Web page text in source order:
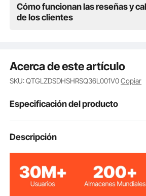
Cómo funcionan las reseñas y
de los clientes
Acerca de este artículo
SKU: QTGLZDSDHSHRSQ36L001V0Copiar
Especificación del producto
Número de
modelo del
El juego incluye 4 postes y 2
Descripción